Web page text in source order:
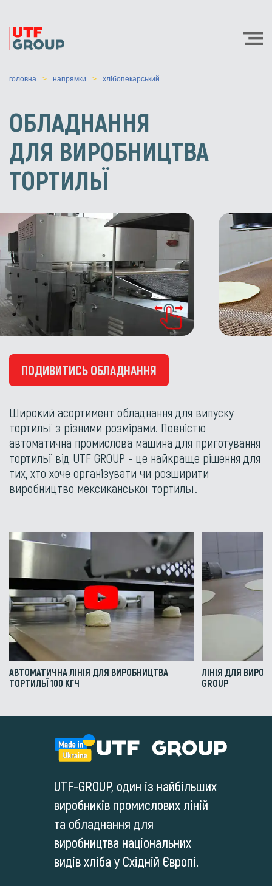
головна напрямки хлібопекарський
ОБЛАДНАННЯ
ДЛЯ ВИРОБНИЦТВА
ТОРТИЛЬЇ
ПОДИВИТИСЬ ОБЛАДНАННЯ
Широкий асортимент обладнання для випуску
тортильї з різними розмірами. Повністю
автоматична промислова машина для приготування
тортильї від UTF GROUP - це найкраще рішення для
тих, хто хоче організувати чи розширити
виробництво мексиканської тортильї.
АВТОМАТИЧНА ЛІНІЯ ДЛЯ ВИРОБНИЦТВА
ТОРТИЛЬЇ 100 КГЧ
ЛІНІЯ ДЛЯ
GROUP
UTF-GROUP, один із найбільших
виробників промислових ліній
та обладнання для
виробництва національних
видів хліба у Східній Європі.